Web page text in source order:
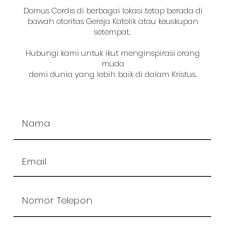
Domus Cordis di berbagai lokasi tetap berada di
bawah otoritas Gereja Katolik atau keuskupan
setempat.
Hubungi kami untuk ikut menginspirasi orang
muda
demi dunia yang lebih baik di dalam Kristus.